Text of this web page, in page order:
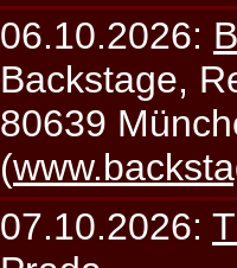
06.10.2026:
Backstage,
80639
(
07.10.2026: